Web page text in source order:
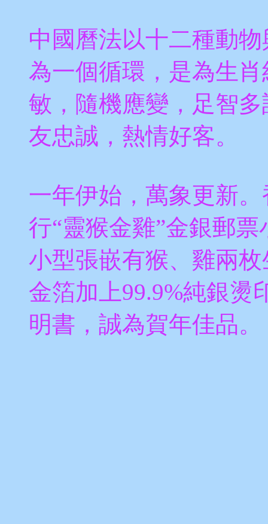
中國曆法以十二種動
為一個循環，是為生
敏，隨機應變，足智
友忠誠，熱情好客。
一年伊始，萬象更新
行“靈猴金雞”金銀郵
小型張嵌有猴、雞兩
金箔加上99.9%純銀燙
明書，誠為賀年佳品。